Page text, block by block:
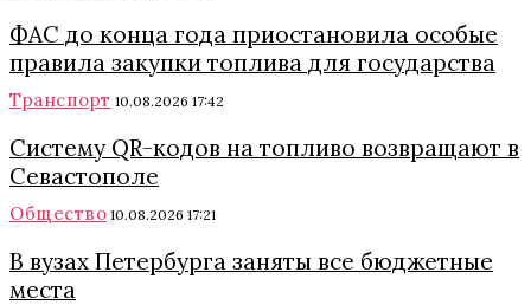
ФАС до конца года приостановила особые
правила закупки топлива для государства
Транспорт 10.08.2026 17:42
Систему QR-кодов на топливо возвращают в
Севастополе
Общество 10.08.2026 17:21
В вузах Петербурга заняты все бюджетные
места